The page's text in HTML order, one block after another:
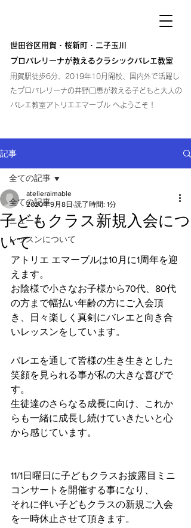
​世田谷区用賀・桜新町・二子玉川
プロバレリーナが教えるクラシックバレエ教室
​用賀駅徒歩6分、2019年10月開校、国内外で活躍し
たプロバレリーナの井野口恵が教える子どもと大人の
バレエ教室アトリエエマーブル へようこそ！
記事
全ての記事
ニュース
レッスンについて
全ての記事
子どもクラス新規入会につ
いて
atelieraimable
2020年9月8日 読了時間: 1分
アトリエ エマーブルは10月に1周年を迎
えます。
お陰様で小さなお子様から70代、80代
の方まで幅払い年齢の方にご入会頂
き、日々楽しく真剣にバレエと向き合
いレッスンをしています。
バレエを通して皆様の生き生きとした
笑顔を見られる事が私の大きな喜びで
す。
生徒達のさらなる成長に向け、これか
らも一緒に成長し続けていきたいと心
から感じています。
11/1日曜日に子どもクラスお披露目ミニ
コンサートを開催する事になり、
それに伴い子どもクラスの新規ご入会
を一時休止させて頂きます。